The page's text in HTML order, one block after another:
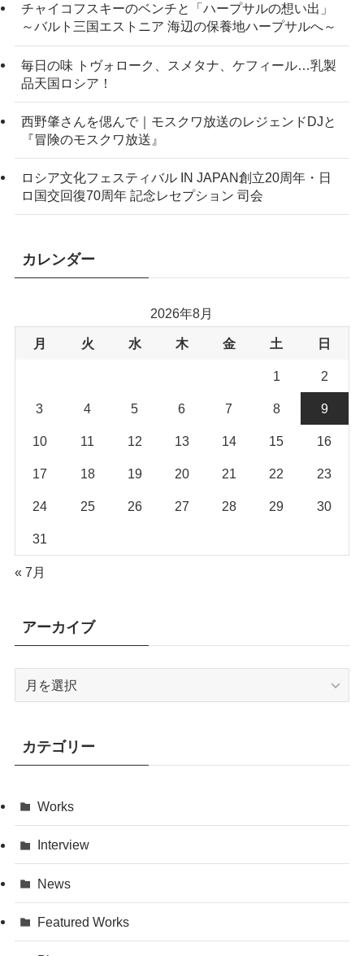
チャイコフスキーのベンチと「ハープサルの想い出」
～バルト三国エストニア 海辺の保養地ハープサルへ～
毎日の味 トヴォローク、スメタナ、ケフィール…乳製
品天国ロシア！
西野肇さんを偲んで｜モスクワ放送のレジェンドDJと
『冒険のモスクワ放送』
ロシア文化フェスティバル IN JAPAN創立20周年・日
ロ国交回復70周年 記念レセプション 司会
カレンダー
2026年8月
月 火 水 木 金 土 日
1 2
3 4 5 6 7 8 9
10 11 12 13 14 15 16
17 18 19 20 21 22 23
24 25 26 27 28 29 30
31
« 7月
アーカイブ
ブ
カテゴリー
Works
Interview
News
Featured Works